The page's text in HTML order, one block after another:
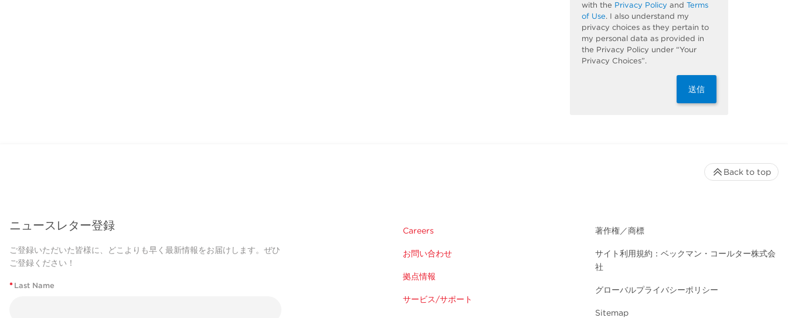
with the Privacy Policy and Terms
of Use. I also understand my
privacy choices as they pertain to
my personal data as provided in
the Privacy Policy under “Your
Privacy Choices”.
送信
ニュースレター登録
ご登録いただいた皆様に、どこよりも早く最新情報をお届けします。ぜひ
ご登録ください！
* Last Name
Careers
お問い合わせ
拠点情報
サービス/サポート
著作権／商標
サイト利用規約：ベックマン・コールター株式会
社
グローバルプライバシーポリシー
Sitemap
Back to top